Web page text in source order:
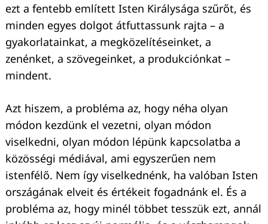
ezt a fentebb említett Isten Királysága szűrőt, és
minden egyes dolgot átfuttassunk rajta – a
gyakorlatainkat, a megközelítéseinket, a
zenénket, a szövegeinket, a produkciónkat –
mindent.
Azt hiszem, a probléma az, hogy néha olyan
módon kezdünk el vezetni, olyan módon
viselkedni, olyan módon lépünk kapcsolatba a
közösségi médiával, ami egyszerűen nem
istenfélő. Nem így viselkednénk, ha valóban Isten
országának elveit és értékeit fogadnánk el. És a
probléma az, hogy minél többet tesszük ezt, annál